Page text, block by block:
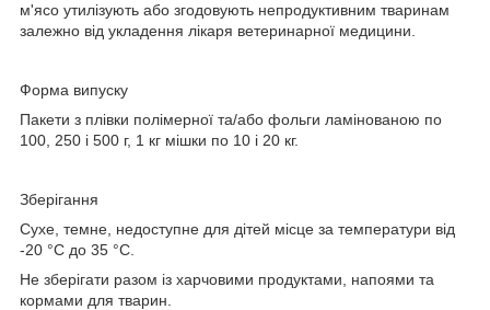
м'ясо утилізують або згодовують непродуктивним тваринам
залежно від укладення лікаря ветеринарної медицини.
Форма випуску
Пакети з плівки полімерної та/або фольги ламінованою по
100, 250 і 500 г, 1 кг мішки по 10 і 20 кг.
Зберігання
Сухе, темне, недоступне для дітей місце за температури від
-20 °C до 35 °C.
Не зберігати разом із харчовими продуктами, напоями та
кормами для тварин.